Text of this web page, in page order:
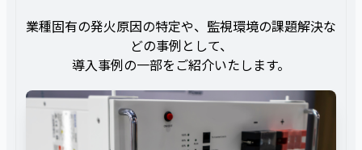
業種固有の発火原因の特定や、監視環境の課題解決な
どの事例として、
導入事例の一部をご紹介いたします。